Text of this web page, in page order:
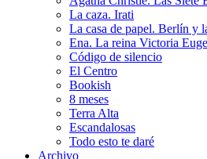
La caza. Irati
La casa de papel. Berlín y
Ena. La reina Victoria
Código de silencio
El Centro
Bookish
8 meses
Terra Alta
Escandalosas
Todo esto te daré
Archivo